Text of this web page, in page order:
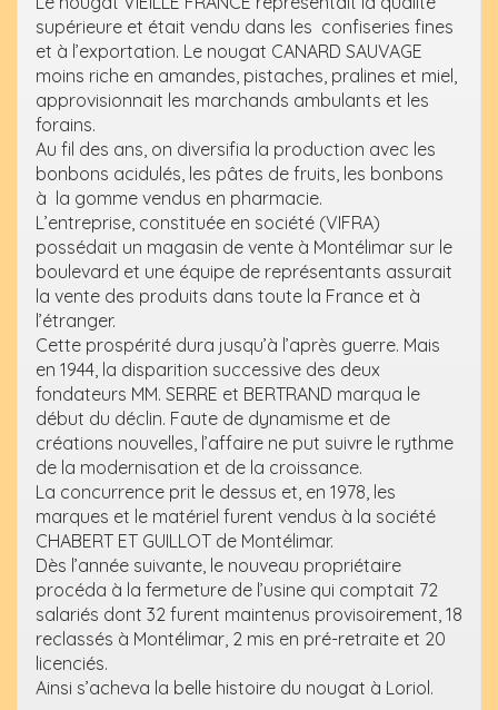
supérieure et était vendu dans les confiseries fines
et à l’exportation. Le nougat CANARD SAUVAGE
moins riche en amandes, pistaches, pralines et miel,
approvisionnait les marchands ambulants et les
forains.
Au fil des ans, on diversifia la production avec les
bonbons acidulés, les pâtes de fruits, les bonbons
à la gomme vendus en pharmacie.
L’entreprise, constituée en société (VIFRA)
possédait un magasin de vente à Montélimar sur le
boulevard et une équipe de représentants assurait
la vente des produits dans toute la France et à
l’étranger.
Cette prospérité dura jusqu’à l’après guerre. Mais
en 1944, la disparition successive des deux
fondateurs MM. SERRE et BERTRAND marqua le
début du déclin. Faute de dynamisme et de
créations nouvelles, l’affaire ne put suivre le rythme
de la modernisation et de la croissance.
La concurrence prit le dessus et, en 1978, les
marques et le matériel furent vendus à la société
CHABERT ET GUILLOT de Montélimar.
Dès l’année suivante, le nouveau propriétaire
procéda à la fermeture de l’usine qui comptait 72
salariés dont 32 furent maintenus provisoirement, 18
reclassés à Montélimar, 2 mis en pré-retraite et 20
licenciés.
Ainsi s’acheva la belle histoire du nougat à Loriol.